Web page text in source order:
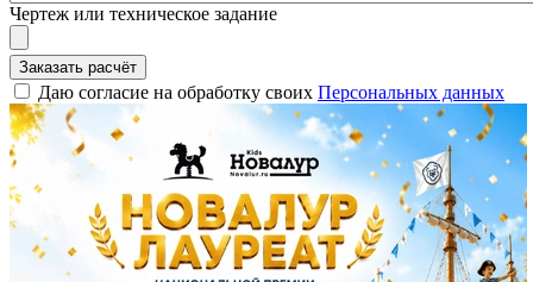
Чертеж или техническое задание
Заказать расчёт
Даю согласие на обработку своих Персональных данных